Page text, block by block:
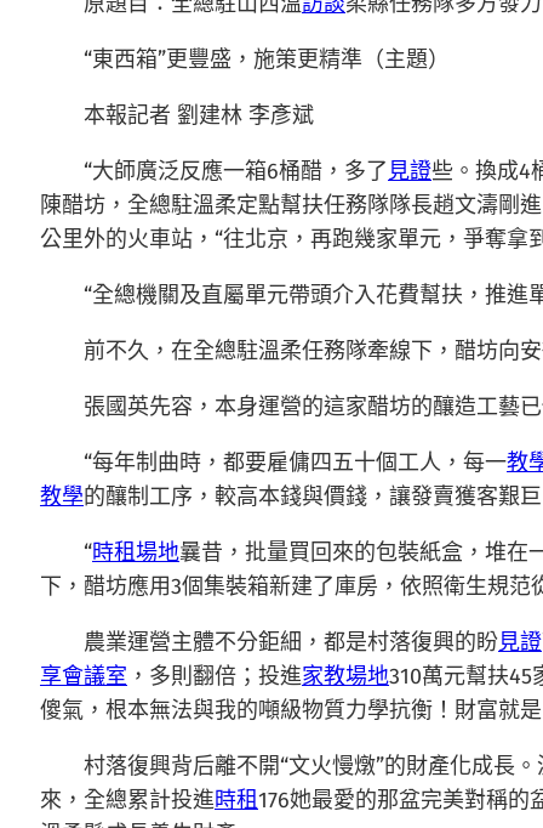
“東西箱”更豐盛，施策更精準（主題）
本報記者 劉建林 李彥斌
“大師廣泛反應一箱6桶醋，多了見證些。換成4
陳醋坊，全總駐溫柔定點幫扶任務隊隊長趙文濤剛
公里外的火車站，“往北京，再跑幾家單元，爭奪拿
“全總機關及直屬單元帶頭介入花費幫扶，推
前不久，在全總駐溫柔任務隊牽線下，醋坊向
張國英先容，本身運營的這家醋坊的釀造工藝
“每年制曲時，都要雇傭四五十個工人，每一教
教學的釀制工序，較高本錢與價錢，讓發賣獲客艱
“時租場地曩昔，批量買回來的包裝紙盒，堆在
下，醋坊應用3個集裝箱新建了庫房，依照衛生規
農業運營主體不分鉅細，都是村落復興的盼見證
享會議室 ，多則翻倍；投進家教場地310萬元幫扶
傻氣，根本無法與我的噸級物質力學抗衡！財富就
村落復興背后離不開“文火慢燉”的財產化成長
來，全總累計投進時租176她最愛的那盆完美對稱的